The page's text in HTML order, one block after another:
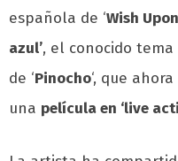
española de ‘Wish
azul’, el conocido
de ‘Pinocho‘, que
una película en ‘live